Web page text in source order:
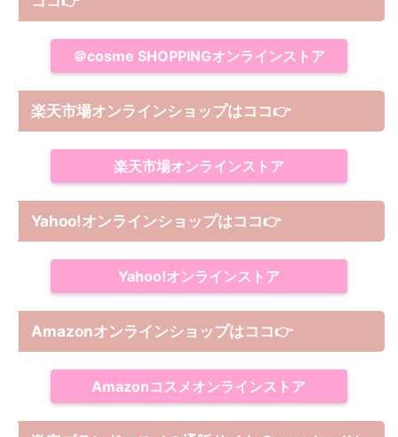
＠cosme SHOPPINGオンラインストア
楽天市場オンラインショップはココ👉
楽天市場オンラインストア
Yahoo!オンラインショップはココ👉
Yahoo!オンラインストア
Amazonオンラインショップはココ👉
Amazonコスメオンラインストア